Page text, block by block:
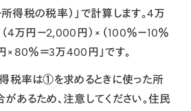
得税の税率）」で計算します。4万
（4万円－2,000円）×（100％－10％
×80％＝3万400円」です。
税率は①を求めるときに使った所
あるため、注意してください。住民